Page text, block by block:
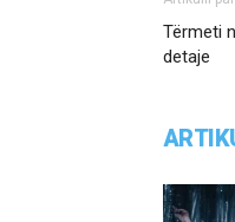
Tërmeti
detaje